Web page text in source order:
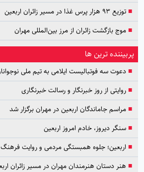
توزیع ۹۳ هزار پرس غذا در مسیر زائران اربعین
موج بازگشت زائران از مرز بین‌المللی مهران
ترین ها
دعوت سه فوتبالیست ایلامی به تیم ملی نوجوانان
روایتی از روز خبرنگار و رسالت خبرنگاری
مراسم جاماندگان اربعین در مهران برگزار شد
سنگر دیروز، خادم امروز اربعین
اربعین؛ جلوه همبستگی مردمی و روایت فرهنگ عاشورا
هنر دستان هنرمندان مهران در مسیر زائران اربعین